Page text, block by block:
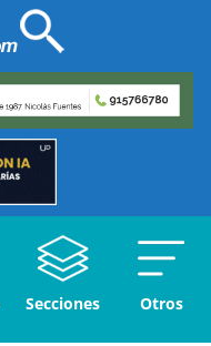
Secciones Otros